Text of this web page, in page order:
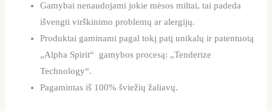
Gamybai nenaudojami jokie mėsos miltai, tai padeda
išvengti virškinimo problemų ar alergijų.
Produktai gaminami pagal tokį patį unikalų ir patentuotą
„Alpha Spirit“ gamybos procesą: „Tenderize
Technology“.
Pagamintas iš 100% šviežių žaliavų.